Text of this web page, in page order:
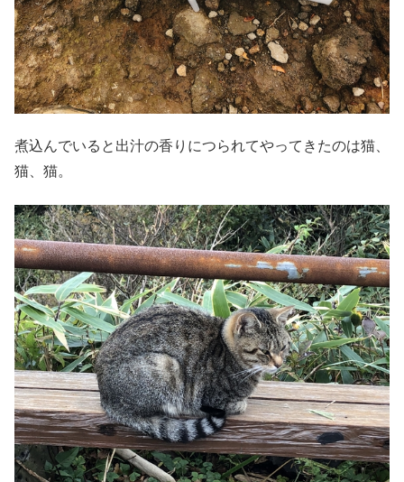
煮込んでいると出汁の香りにつられてやってきたのは猫、
猫、猫。